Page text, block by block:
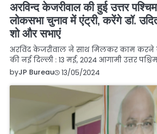
अरविन्द केजरीवाल की हुई उत्तर
लोकसभा चुनाव में एंट्री, करेंगे डॉ.
शो और सभाएं
अरविंद केजरीवाल ने साथ मिलकर काम करने
की नई दिल्ली : 13 मई, 2024 आगामी उत्तर
byJP Bureau 13/05/2024